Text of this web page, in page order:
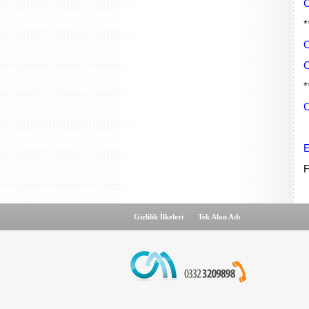
Gizlilik İlkeleri Tek Alan Adı